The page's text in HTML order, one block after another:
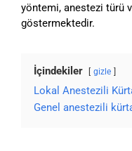
yöntemi, anestezi türü
göstermektedir.
İçindekiler gizle
Lokal Anestezili
Genel anestezili